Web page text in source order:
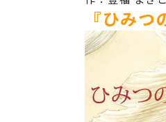
『ひみ